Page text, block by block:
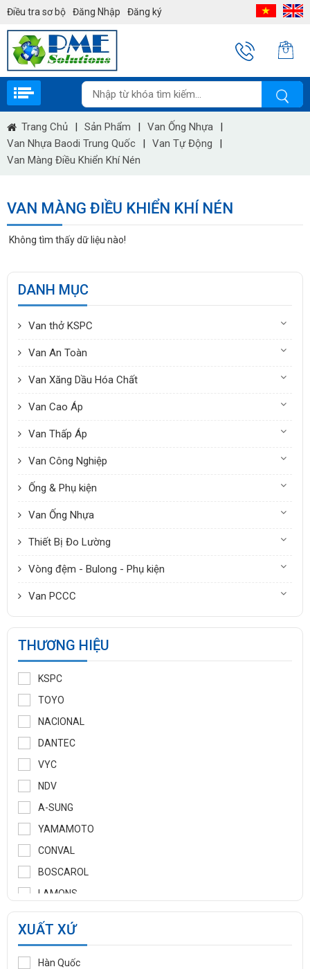
Điều tra sơ bộ Đăng Nhập Đăng ký
Trang Chủ | Sản Phẩm | Van Ống Nhựa
|
Van Nhựa Baodi Trung Quốc
| Van Tự Động
|
Van Màng Điều Khiển Khí Nén
VAN MÀNG ĐIỀU KHIỂN KHÍ NÉN
Không tìm thấy dữ liệu nào!
DANH MỤC
Van thở KSPC
Van An Toàn
Van Xăng Dầu Hóa Chất
Van Cao Áp
Van Thấp Áp
Van Công Nghiệp
Ống & Phụ kiện
Van Ống Nhựa
Thiết Bị Đo Lường
Vòng đệm - Bulong - Phụ kiện
Van PCCC
THƯƠNG HIỆU
KSPC
TOYO
NACIONAL
DANTEC
VYC
NDV
A-SUNG
YAMAMOTO
CONVAL
BOSCAROL
LAMONS
MANNTEK
KLINGER
WOOJU GASPACK
XUẤT XỨ
Hàn Quốc